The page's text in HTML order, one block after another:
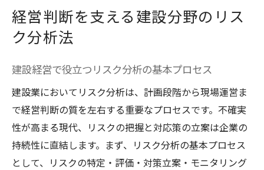
経営判断を支える建設分野のリス
ク分析法
建設経営で役立つリスク分析の基本プロセス
建設業においてリスク分析は、計画段階から現場運営ま
で経営判断の質を左右する重要なプロセスです。不確実
性が高まる現代、リスクの把握と対応策の立案は企業の
持続性に直結します。まず、リスク分析の基本プロセス
として、リスクの特定・評価・対策立案・モニタリング